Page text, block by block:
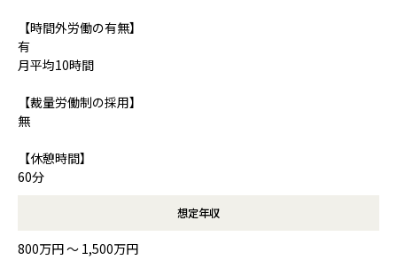
【時間外労働の有無】
有
月平均10時間
【裁量労働制の採用】
無
【休憩時間】
60分
想定年収
800万円 〜 1,500万円